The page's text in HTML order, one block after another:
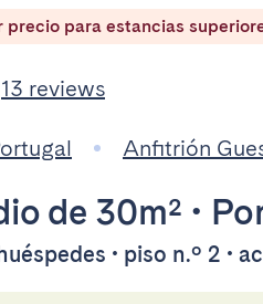
precio para estancias
13 reviews
Anfitrión
de 30m² •
• piso n.º 2 •